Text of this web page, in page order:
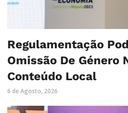
Regulamentação
Omissão De Género
Conteúdo Local
6 de Agosto, 2026